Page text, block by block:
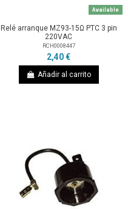
Available
Relé arranque MZ93-15Ω PTC 3 pin
220VAC
RCH0008447
2,40 €
Añadir al carrito